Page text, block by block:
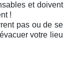
et doivent
!
pas ou de se
votre lieu